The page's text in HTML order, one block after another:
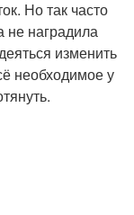
Но так часто
не наградила
изменить
необходимое у